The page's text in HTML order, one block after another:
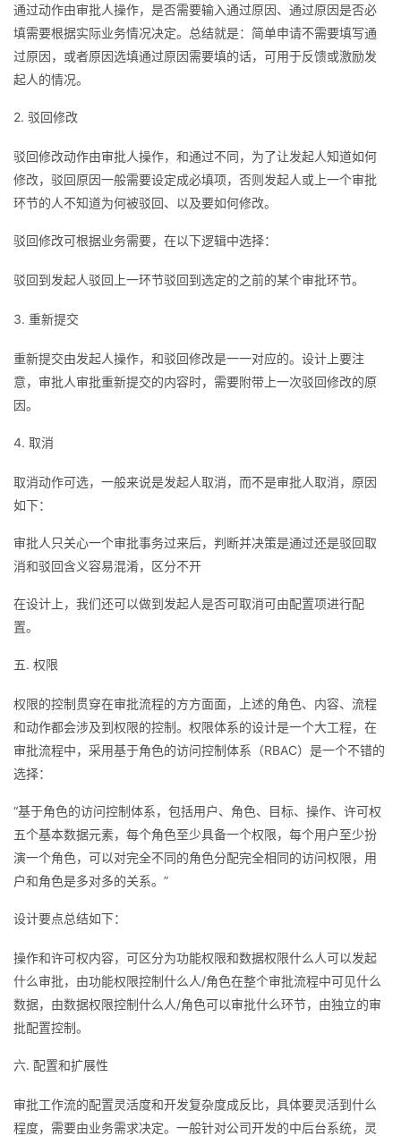
通过动作由审批人操作，是否需要输入通过原因、通过原因是否必
填需要根据实际业务情况决定。总结就是：简单申请不需要填写通
过原因，或者原因选填通过原因需要填的话，可用于反馈或激励发
起人的情况。
2. 驳回修改
驳回修改动作由审批人操作，和通过不同，为了让发起人知道如何
修改，驳回原因一般需要设定成必填项，否则发起人或上一个审批
环节的人不知道为何被驳回、以及要如何修改。
驳回修改可根据业务需要，在以下逻辑中选择：
驳回到发起人驳回上一环节驳回到选定的之前的某个审批环节。
3. 重新提交
重新提交由发起人操作，和驳回修改是一一对应的。设计上要注
意，审批人审批重新提交的内容时，需要附带上一次驳回修改的原
因。
4. 取消
取消动作可选，一般来说是发起人取消，而不是审批人取消，原因
如下：
审批人只关心一个审批事务过来后，判断并决策是通过还是驳回取
消和驳回含义容易混淆，区分不开
在设计上，我们还可以做到发起人是否可取消可由配置项进行配
置。
五. 权限
权限的控制贯穿在审批流程的方方面面，上述的角色、内容、流程
和动作都会涉及到权限的控制。权限体系的设计是一个大工程，在
审批流程中，采用基于角色的访问控制体系（RBAC）是一个不错的
选择：
“基于角色的访问控制体系，包括用户、角色、目标、操作、许可权
五个基本数据元素，每个角色至少具备一个权限，每个用户至少扮
演一个角色，可以对完全不同的角色分配完全相同的访问权限，用
户和角色是多对多的关系。”
设计要点总结如下：
操作和许可权内容，可区分为功能权限和数据权限什么人可以发起
什么审批，由功能权限控制什么人/角色在整个审批流程中可见什么
数据，由数据权限控制什么人/角色可以审批什么环节，由独立的审
批配置控制。
六. 配置和扩展性
审批工作流的配置灵活度和开发复杂度成反比，具体要灵活到什么
程度，需要由业务需求决定。一般针对公司开发的中后台系统，灵